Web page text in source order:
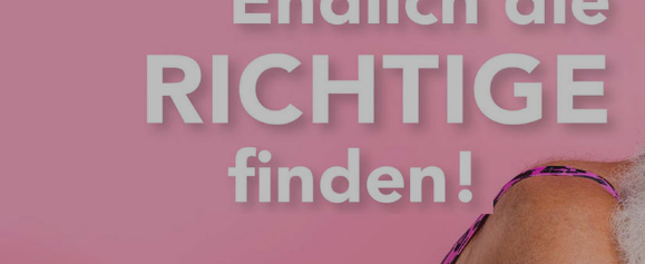
AfA Beispielrechnung